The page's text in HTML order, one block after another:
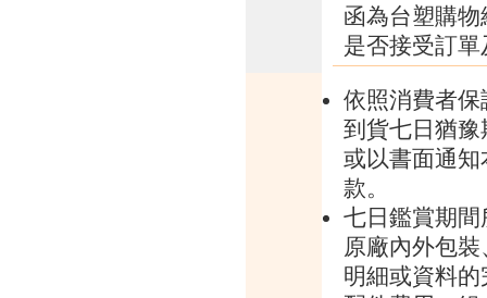
函為台塑購
是否接受訂
依照消費者
到貨七日猶
或以書面通
款。
七日鑑賞期
原廠內外包
明細或資料